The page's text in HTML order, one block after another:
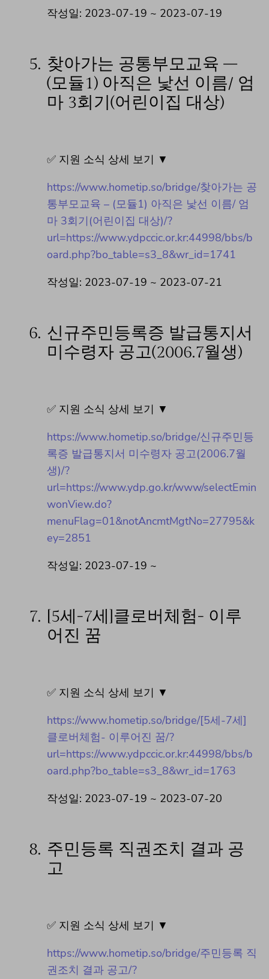
작성일: 2023-07-19 ~ 2023-07-19
5. 찾아가는 공통부모교육 –
(모듈1) 아직은 낯선 이름/ 엄
마 3회기(어린이집 대상)
✅ 지원 소식 상세 보기 ▼
https://www.hometip.so/bridge/찾아가는 공
통부모교육 – (모듈1) 아직은 낯선 이름/ 엄
마 3회기(어린이집 대상)/?
url=https://www.ydpccic.or.kr:44998/bbs/b
oard.php?bo_table=s3_8&wr_id=1741
작성일: 2023-07-19 ~ 2023-07-21
6. 신규주민등록증 발급통지서
미수령자 공고(2006.7월생)
✅ 지원 소식 상세 보기 ▼
https://www.hometip.so/bridge/신규주민등
록증 발급통지서 미수령자 공고(2006.7월
생)/?
url=https://www.ydp.go.kr/www/selectEmin
wonView.do?
menuFlag=01&notAncmtMgtNo=27795&k
ey=2851
작성일: 2023-07-19 ~
7.
[5세-7세]클로버체험- 이루
어진 꿈
✅ 지원 소식 상세 보기 ▼
https://www.hometip.so/bridge/[5세-7세]
클로버체험- 이루어진 꿈/?
url=https://www.ydpccic.or.kr:44998/bbs/b
oard.php?bo_table=s3_8&wr_id=1763
작성일: 2023-07-19 ~ 2023-07-20
8. 주민등록 직권조치 결과 공
고
✅ 지원 소식 상세 보기 ▼
https://www.hometip.so/bridge/주민등록 직
권조치 결과 공고/?